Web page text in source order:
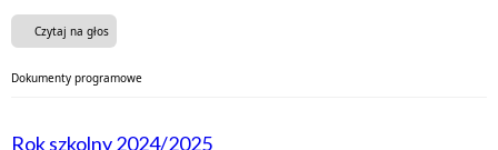
Czytaj na głos
Dokumenty programowe
Rok szkolny 2024/2025